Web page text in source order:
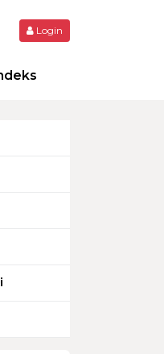
Login